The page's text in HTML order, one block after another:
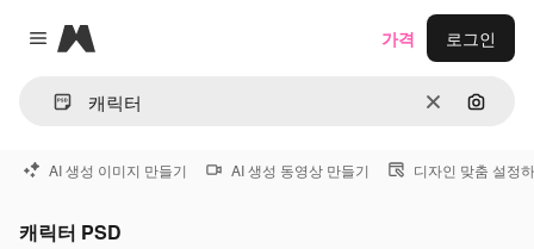
Close menu
Magnific
지우기이미지
가격 로그인
AI 생성 이미지 만들기 AI 생성 동영상 만들기 디자인 맞춤 설정
캐릭터 PSD